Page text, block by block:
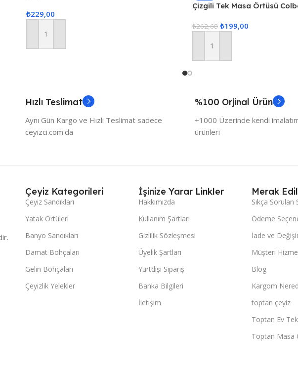
₺229,00
Sepete Ekle
Çizgili Tek Masa Örtüsü
₺262,68 ₺199,00
Sepete Ekle
Hızlı Teslimat
Aynı Gün Kargo ve Hızlı Teslimat sadece
ceyizci.com'da
%100 Orjinal Ürün
+1000 Üzerinde kendi
ürünleri
Çeyiz Kategorileri
Çeyiz Sandıkları
Yatak Örtüleri
Banyo Sandıkları
Damat Bohçaları
Gelin Bohçaları
Çeyizlik Yelekler
İşinize Yarar Linkler
Hakkımızda
Kullanım Şartları
Gizlilik Sözleşmesi
Üyelik Şartları
Yurtdışı Sipariş
Banka Bilgileri
İletişim
Merak
Sıkça Sorulan
Ödeme
İade ve
Müşteri
Blog
Kargom
toptan çeyiz
Toptan Ev
Toptan Masa